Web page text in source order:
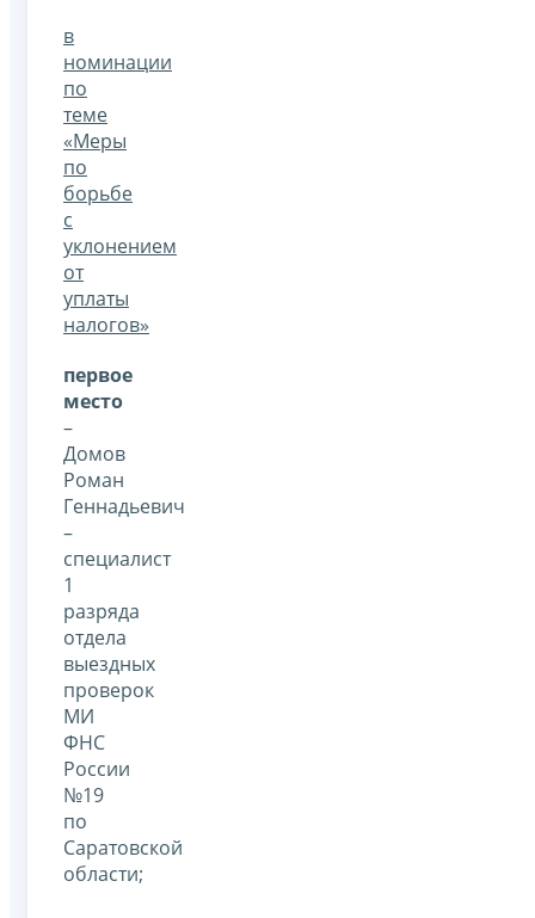
в
номинации
по
теме
«Меры
по
борьбе
с
уклонением
от
уплаты
налогов»
первое
место
–
Домов
Роман
Геннадьевич
–
специалист
1
разряда
отдела
выездных
проверок
МИ
ФНС
России
№19
по
Саратовской
области;